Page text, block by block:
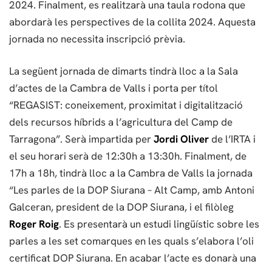
2024. Finalment, es realitzarà una taula rodona que
abordarà les perspectives de la collita 2024. Aquesta
jornada no necessita inscripció prèvia.
La següent jornada de dimarts tindrà lloc a la Sala
d’actes de la Cambra de Valls i porta per títol
“REGASIST: coneixement, proximitat i digitalització
dels recursos híbrids a l’agricultura del Camp de
Tarragona”. Serà impartida perJordi Oliverde l’IRTA i
el seu horari serà de 12:30h a 13:30h. Finalment, de
17h a 18h, tindrà lloc a la Cambra de Valls la jornada
“Les parles de la DOP Siurana – Alt Camp, amb Antoni
Galceran, president de la DOP Siurana, i el filòleg
Roger Roig. Es presentarà un estudi lingüístic sobre les
parles a les set comarques en les quals s’elabora l’oli
certificat DOP Siurana. En acabar l’acte es donarà una